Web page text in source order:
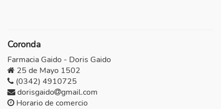
Coronda
Farmacia Gaido - Doris Gaido
25 de Mayo 1502
(0342) 4910725
dorisgaido
gmail.com
Horario de comercio